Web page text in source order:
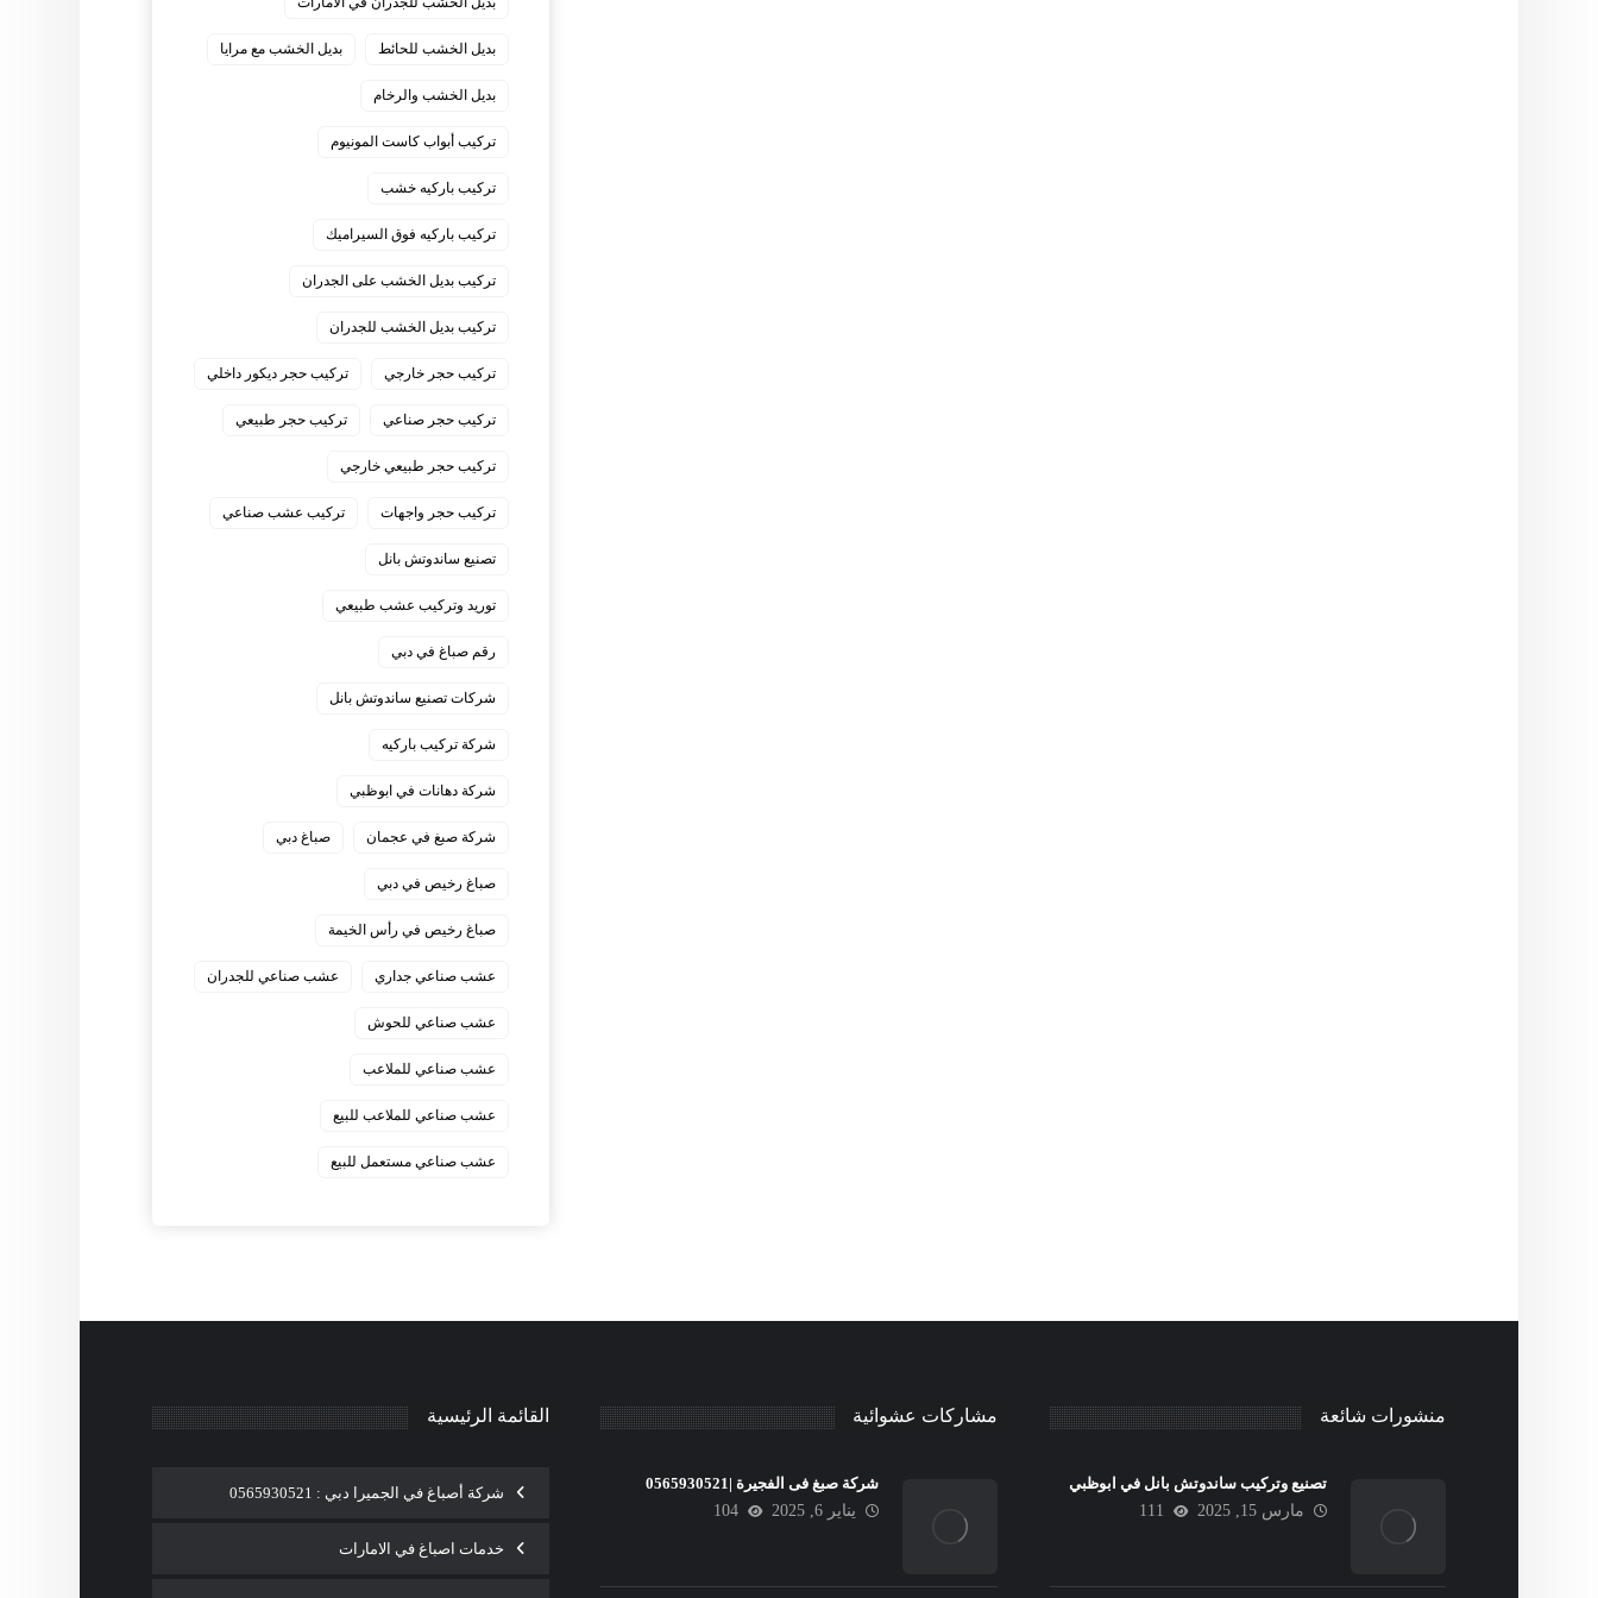
بديل الخشب للحائط بديل الخشب مع مرايا
بديل الخشب والرخام
تركيب أبواب كاست المونيوم
تركيب باركيه خشب
تركيب باركيه فوق السيراميك
تركيب بديل الخشب على الجدران
تركيب بديل الخشب للجدران
تركيب حجر خارجي تركيب حجر ديكور داخلي
تركيب حجر صناعي تركيب حجر طبيعي
تركيب حجر طبيعي خارجي
تركيب حجر واجهات تركيب عشب صناعي
تصنيع ساندوتش بانل
توريد وتركيب عشب طبيعي
رقم صباغ في دبي
شركات تصنيع ساندوتش بانل
شركة تركيب باركيه
شركة دهانات في ابوظبي
شركة صبغ في عجمان صباغ دبي
صباغ رخيص في دبي
صباغ رخيص في رأس الخيمة
عشب صناعي جداري عشب صناعي للجدران
عشب صناعي للحوش
عشب صناعي للملاعب
عشب صناعي للملاعب للبيع
عشب صناعي مستعمل للبيع
منشورات شائعة
تصنيع وتركيب ساندوتش بانل في ابوظبي
مارس 15, 2025
111
مشاركات عشوائية
شركة صبغ فى الفجيرة |0565930521
يناير 6, 2025
104
القائمة الرئيسية
شركة أصباغ في الجميرا دبي : 0565930521
خدمات اصباغ في الامارات